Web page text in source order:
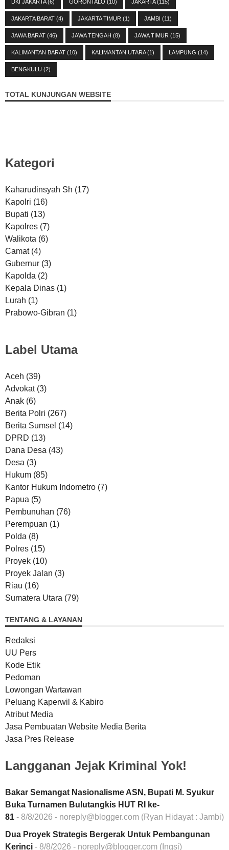
DKI JAKARTA(6) GORONTALO (10) JAKARTA(115)
JAKARTA BARAT (4) JAKARTA TIMUR (1) JAMBI (11)
JAWA BARAT (46) JAWA TENGAH (8) JAWA TIMUR (15)
KALIMANTAN BARAT (10) KALIMANTAN UTARA(1) LAMPUNG (14)
BENGKULU (2)
TOTAL KUNJUNGAN WEBSITE
Kategori
Kaharudinsyah Sh (17)
Kapolri (16)
Bupati (13)
Kapolres (7)
Walikota (6)
Camat (4)
Gubernur (3)
Kapolda (2)
Kepala Dinas (1)
Lurah (1)
Prabowo-Gibran (1)
Label Utama
Aceh (39)
Advokat (3)
Anak (6)
Berita Polri (267)
Berita Sumsel (14)
DPRD (13)
Dana Desa (43)
Desa (3)
Hukum (85)
Kantor Hukum Indometro (7)
Papua (5)
Pembunuhan (76)
Perempuan (1)
Polda (8)
Polres (15)
Proyek (10)
Proyek Jalan (3)
Riau (16)
Sumatera Utara (79)
TENTANG & LAYANAN
Redaksi
UU Pers
Kode Etik
Pedoman
Lowongan Wartawan
Peluang Kaperwil & Kabiro
Atribut Media
Jasa Pembuatan Website Media Berita
Jasa Pres Release
Langganan Jejak Kriminal Yok!
Bakar Semangat Nasionalisme ASN, Bupati M. Syukur
Buka Turnamen Bulutangkis HUT RI ke-
81 - 8/8/2026 - noreply@blogger.com (Ryan Hidayat : Jambi)
Dua Proyek Strategis Bergerak Untuk Pembangunan
Kerinci - 8/8/2026 - noreply@blogger.com (Ingsi)